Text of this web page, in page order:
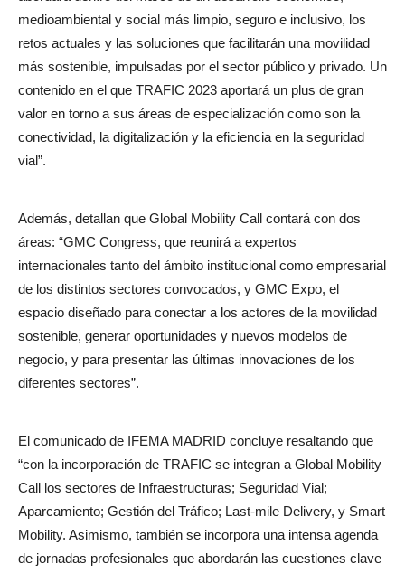
medioambiental y social más limpio, seguro e inclusivo, los
retos actuales y las soluciones que facilitarán una movilidad
más sostenible, impulsadas por el sector público y privado. Un
contenido en el que TRAFIC 2023 aportará un plus de gran
valor en torno a sus áreas de especialización como son la
conectividad, la digitalización y la eficiencia en la seguridad
vial”.
Además, detallan que Global Mobility Call contará con dos
áreas: “GMC Congress, que reunirá a expertos
internacionales tanto del ámbito institucional como empresarial
de los distintos sectores convocados, y GMC Expo, el
espacio diseñado para conectar a los actores de la movilidad
sostenible, generar oportunidades y nuevos modelos de
negocio, y para presentar las últimas innovaciones de los
diferentes sectores”.
El comunicado de IFEMA MADRID concluye resaltando que
“con la incorporación de TRAFIC se integran a Global Mobility
Call los sectores de Infraestructuras; Seguridad Vial;
Aparcamiento; Gestión del Tráfico; Last-mile Delivery, y Smart
Mobility. Asimismo, también se incorpora una intensa agenda
de jornadas profesionales que abordarán las cuestiones clave